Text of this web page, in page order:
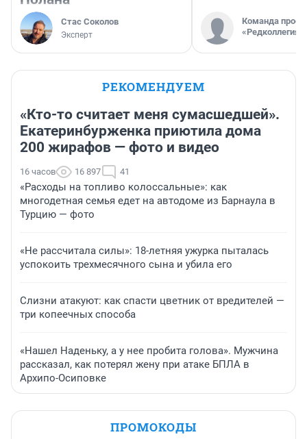
Стас Соколов
Эксперт
Команда
«Редколлегия»
РЕКОМЕНДУЕМ
«Кто-то считает меня сумасшедшей».
Екатеринбурженка приютила дома
200 жирафов — фото и видео
16 часов 16 897 41
«Расходы на топливо колоссальные»: как
многодетная семья едет на автодоме из Барнаула в
Турцию — фото
«Не рассчитала силы»: 18-летняя ужурка пыталась
успокоить трехмесячного сына и убила его
Слизни атакуют: как спасти цветник от вредителей —
три копеечных способа
«Нашел Наденьку, а у нее пробита голова». Мужчина
рассказал, как потерял жену при атаке БПЛА в
Архипо-Осиповке
ПРОМОКОДЫ